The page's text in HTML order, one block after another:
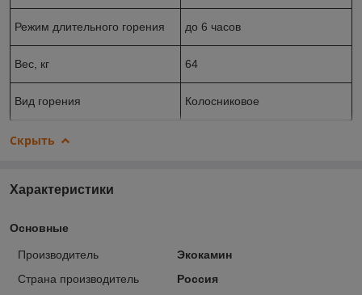
Режим длительного горения до 6 часов
Вес, кг 64
Вид горения Колосниковое
Скрыть
Характеристики
Основные
Производитель
Экокамин
Страна производитель
Россия